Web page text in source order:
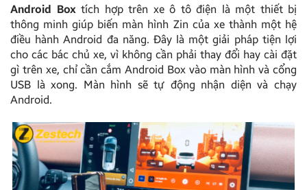
Android Box tích hợp trên xe ô tô điện là một thiết bị
thông minh giúp biến màn hình Zin của xe thành một hệ
điều hành Android đa năng. Đây là một giải pháp tiện lợi
cho các bác chủ xe, vì không cần phải thay đổi hay cài đặt
gì trên xe, chỉ cần cắm Android Box vào màn hình và cổng
USB là xong. Màn hình sẽ tự động nhận diện và chạy
Android.